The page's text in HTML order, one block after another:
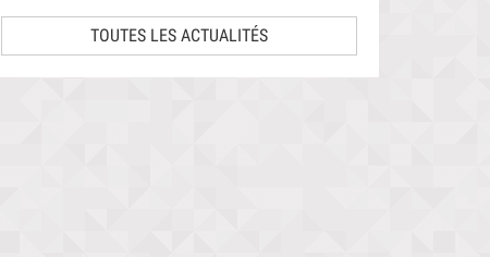
TOUTES LES ACTUALITÉS